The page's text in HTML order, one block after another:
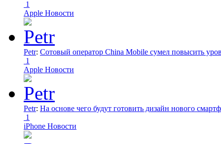
1
Apple Новости
Petr: Сотовый оператор China Mobile сумел повысить
1
Apple Новости
Petr: На основе чего будут готовить дизайн нового
1
iPhone Новости